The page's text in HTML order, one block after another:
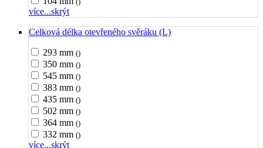
více...skrýt
Celková délka otevřeného svěráku (L)
293 mm ()
350 mm ()
545 mm ()
383 mm ()
435 mm ()
502 mm ()
364 mm ()
332 mm ()
více...skrýt